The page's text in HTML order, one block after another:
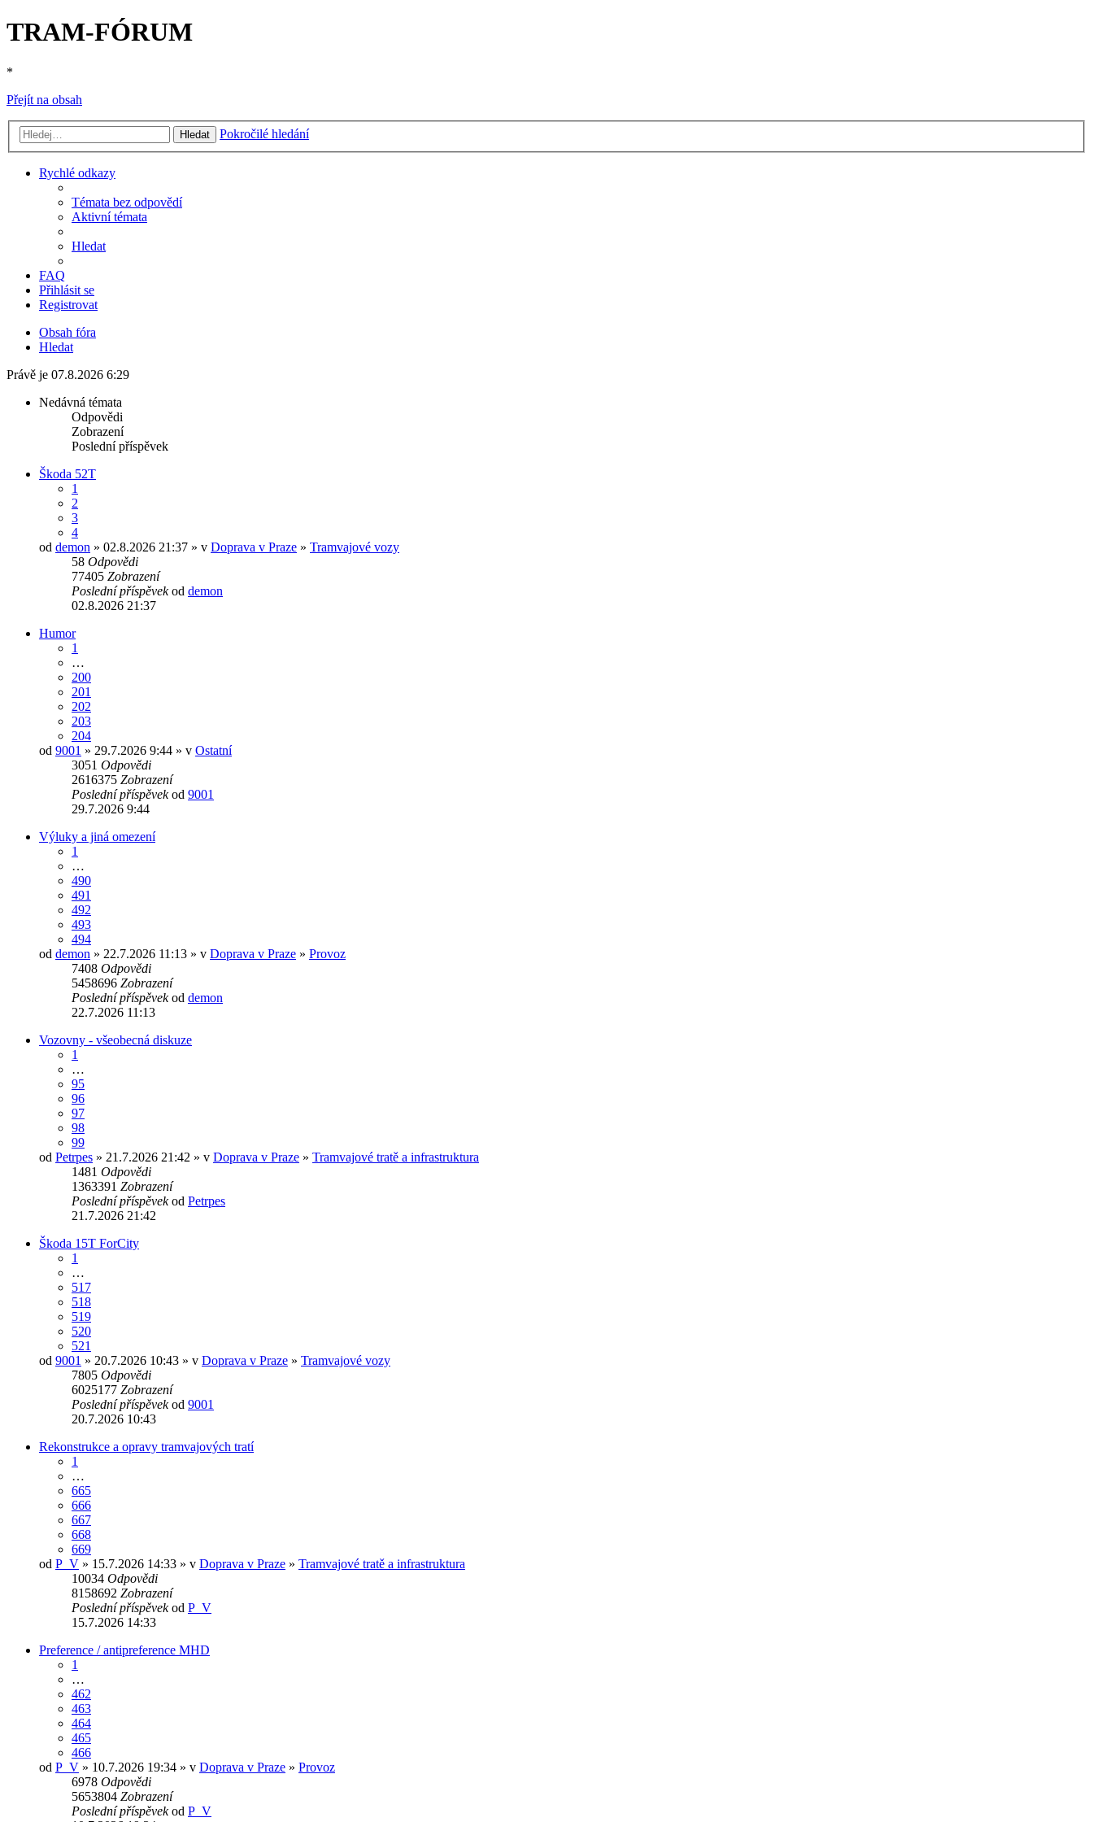
TRAM-FÓRUM
*
Přejít na obsah
Hledat Pokročilé hledání
Rychlé odkazy
Témata bez odpovědí
Aktivní témata
Hledat
FAQ
Přihlásit se
Registrovat
Obsah fóra
Hledat
Právě je 07.8.2026 6:29
Nedávná témata
Odpovědi
Zobrazení
Poslední příspěvek
Škoda 52T
1
2
3
4
od demon » 02.8.2026 21:37 » v Doprava v Praze » Tramvajové vozy
58 Odpovědi
77405 Zobrazení
Poslední příspěvekod demon
02.8.2026 21:37
Humor
1
…
200
201
202
203
204
od 9001 » 29.7.2026 9:44 » v Ostatní
3051 Odpovědi
2616375 Zobrazení
Poslední příspěvekod 9001
29.7.2026 9:44
Výluky a jiná omezení
1
…
490
491
492
493
494
od demon » 22.7.2026 11:13 » v Doprava v Praze » Provoz
7408 Odpovědi
5458696 Zobrazení
Poslední příspěvekod demon
22.7.2026 11:13
Vozovny - všeobecná diskuze
1
…
95
96
97
98
99
od Petrpes » 21.7.2026 21:42 » v Doprava v Praze » Tramvajové tratě a infrastruktura
1481 Odpovědi
1363391 Zobrazení
Poslední příspěvekod Petrpes
21.7.2026 21:42
Škoda 15T ForCity
1
…
517
518
519
520
521
od 9001 » 20.7.2026 10:43 » v Doprava v Praze » Tramvajové vozy
7805 Odpovědi
6025177 Zobrazení
Poslední příspěvekod 9001
20.7.2026 10:43
Rekonstrukce a opravy tramvajových tratí
1
…
665
666
667
668
669
od P_V » 15.7.2026 14:33 » v Doprava v Praze » Tramvajové tratě a infrastruktura
10034 Odpovědi
8158692 Zobrazení
Poslední příspěvekod P_V
15.7.2026 14:33
Preference / antipreference MHD
1
…
462
463
464
465
466
od P_V » 10.7.2026 19:34 » v Doprava v Praze » Provoz
6978 Odpovědi
5653804 Zobrazení
Poslední příspěvekod P_V